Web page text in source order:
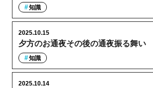
知識
夕方のお通夜その後の通夜振る舞い
2025.10.15
知識
2025.10.14